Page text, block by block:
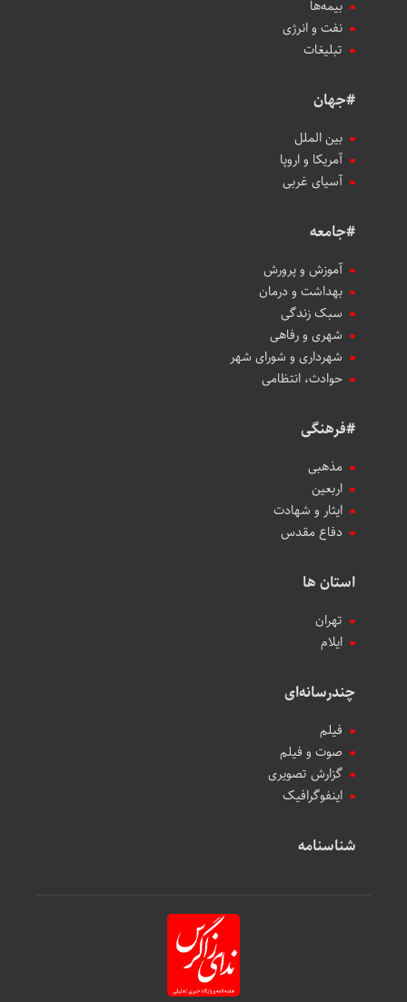
بیمه‌ها
نفت و انرژی
تبلیغات
#جهان
بین الملل
آمریکا و اروپا
آسیای غربی
#جامعه
آموزش و پرورش
بهداشت و درمان
سبک زندگی
شهری و رفاهی
شهرداری و شورای شهر
حوادث، انتظامی
#فرهنگی
مذهبی
اربعین
ایثار و شهادت
دفاع مقدس
استان ها
تهران
ایلام
چندرسانه‌ای
فیلم
صوت و فیلم
گزارش تصویری
اینفوگرافیک
شناسنامه